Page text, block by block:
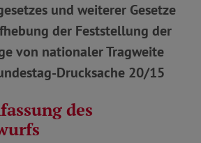
und weiterer Gesetze
der Feststellung der
von nationaler Tragweite
Drucksache 20/15
des